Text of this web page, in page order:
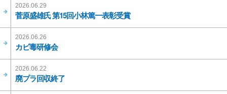
2026.06.29
菅原盛雄氏 第15回小林篤一表彰受賞
2026.06.26
カビ毒研修会
2026.06.22
廃プラ回収終了